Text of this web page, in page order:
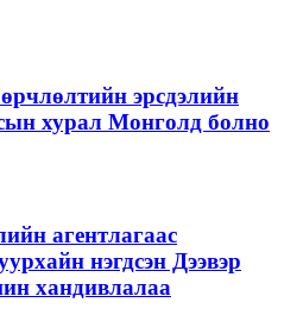
эрсдэлийн
хурал Монголд болно
агентлагаас
нэгдсэн Дээвэр
хандивлалаа